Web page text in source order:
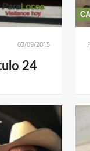
03/09/2015
24